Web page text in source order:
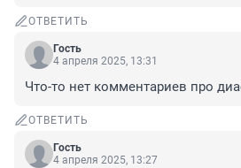
ОТВЕТИТЬ
Гость
4 апреля 2025, 13:31
Что-то нет комментариев про
ОТВЕТИТЬ
Гость
4 апреля 2025, 13:27